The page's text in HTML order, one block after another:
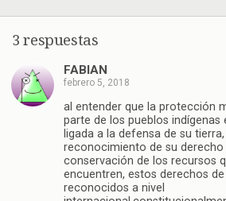
3 respuestas
FABIAN
febrero 5, 2018
al entender que la protección
parte de los pueblos indígenas
ligada a la defensa de su
reconocimiento de su derecho
conservación de los recursos
encuentren, estos derechos
reconocidos a nivel